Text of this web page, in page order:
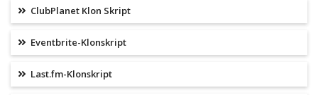
ClubPlanet Klon Skript
Eventbrite-Klonskript
Last.fm-Klonskript